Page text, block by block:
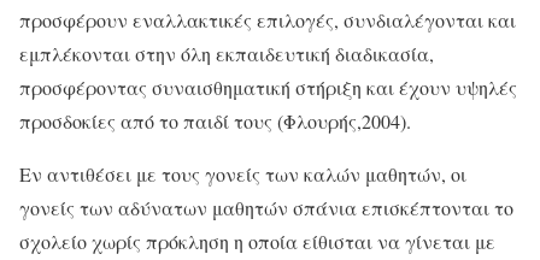
προσφέρουν εναλλακτικές επιλογές, συνδιαλέγονται και
εμπλέκονται στην όλη εκπαιδευτική διαδικασία,
προσφέροντας συναισθηματική στήριξη και έχουν υψηλές
προσδοκίες από το παιδί τους (Φλουρής,2004).
Εν αντιθέσει με τους γονείς των καλών μαθητών, οι
γονείς των αδύνατων μαθητών σπάνια επισκέπτονται το
σχολείο χωρίς πρόκληση η οποία είθισται να γίνεται με